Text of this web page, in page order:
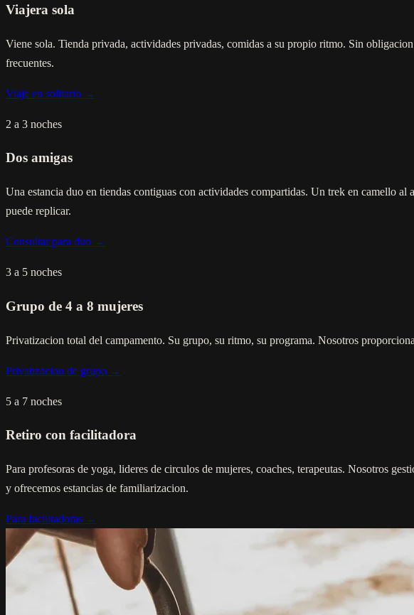
Viajera sola
Viene sola. Tienda privada, actividades privadas, comidas a su propio ritmo. Sin
frecuentes.
Viaje en solitario →
2 a 3 noches
Dos amigas
Una estancia duo en tiendas contiguas con actividades compartidas. Un trek en camello
puede replicar.
Consultar para duo →
3 a 5 noches
Grupo de 4 a 8 mujeres
Privatizacion total del campamento. Su grupo, su ritmo, su programa. Nosotros
Privatizacion de grupo →
5 a 7 noches
Retiro con facilitadora
Para profesoras de yoga, lideres de circulos de mujeres, coaches, terapeutas. Nosotros
y ofrecemos estancias de familiarizacion.
Para facilitadoras →